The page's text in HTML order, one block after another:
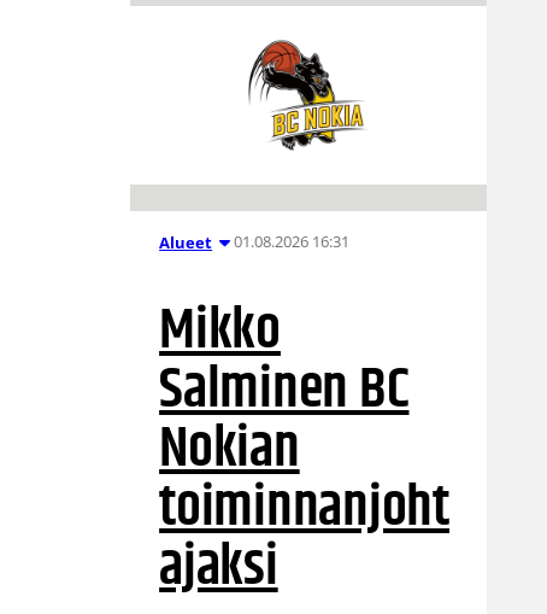
Alueet 01.08.2026 16:31
Mikko
Salminen BC
Nokian
toiminnanjoht
ajaksi